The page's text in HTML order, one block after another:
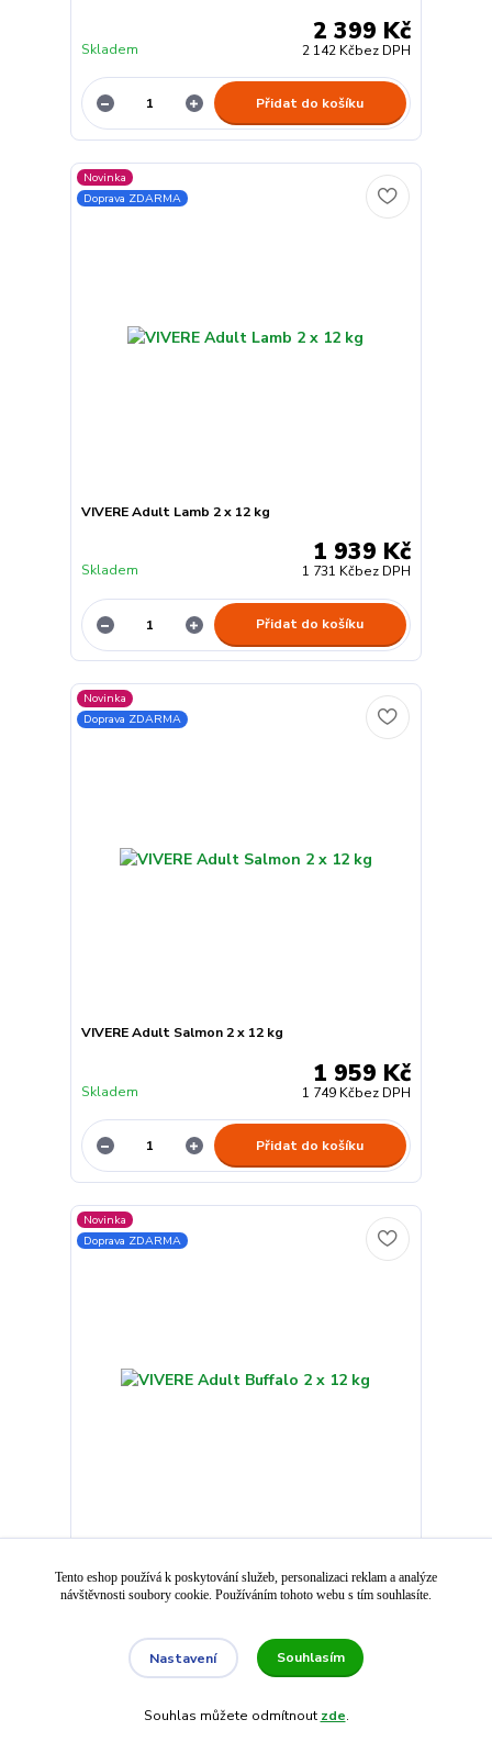
2 399 Kč
2 142 Kčbez DPH
Skladem
Přidat do košíku
Novinka
Doprava ZDARMA
VIVERE Adult Lamb 2 x 12 kg
1 939 Kč
1 731 Kčbez DPH
Skladem
Přidat do košíku
Novinka
Doprava ZDARMA
VIVERE Adult Salmon 2 x 12 kg
1 959 Kč
1 749 Kčbez DPH
Skladem
Přidat do košíku
Novinka
Doprava ZDARMA
1 999 Kč
Přidat do košíku
Tento eshop používá k poskytování služeb, personalizaci reklam a analýze
návštěvnosti soubory cookie. Používáním tohoto webu s tím souhlasíte.
Nastavení Souhlasím
Souhlas můžete odmítnout zde.